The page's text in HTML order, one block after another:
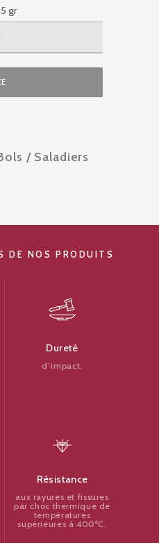
gr
/ Saladiers
DE NOS PRODUITS
Dureté
d’impact.
Résistance
aux rayures et fissures
par choc thermique de
températures
supérieures à 400ºC.